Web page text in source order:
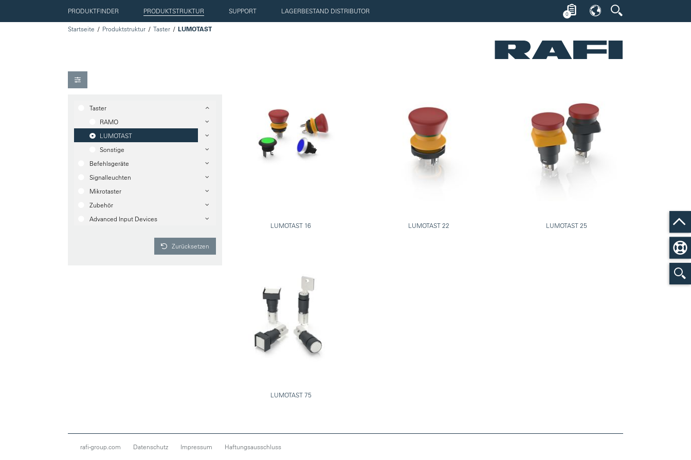
PRODUKTFINDER PRODUKTSTRUKTUR SUPPORT LAGERBESTAND DISTRIBUTOR 0
Startseite Produktstruktur Taster LUMOTAST
Taster
RAMO
LUMOTAST
Sonstige
Befehlsgeräte
Signalleuchten
Mikrotaster
Zubehör
Advanced Input Devices
Zurücksetzen
LUMOTAST 16 LUMOTAST 22 LUMOTAST 25
LUMOTAST 75
rafi-group.com Datenschutz Impressum Haftungsausschluss